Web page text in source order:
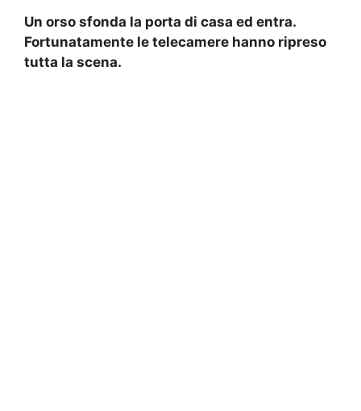
Un orso sfonda la porta di casa ed entra.
Fortunatamente le telecamere hanno ripreso
tutta la scena.